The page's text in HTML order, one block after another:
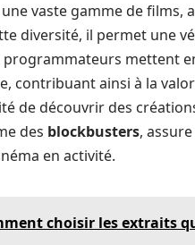
vaste gamme de films,
diversité, il permet une
mettent
contribuant ainsi à la
de découvrir des
des blockbusters,
en activité.
choisir les extraits